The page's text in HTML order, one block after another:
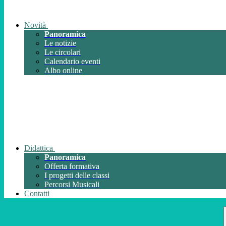
Novità
Panoramica
Le notizie
Le circolari
Calendario eventi
Albo online
Didattica
Panoramica
Offerta formativa
I progetti delle classi
Percorsi Musicali
Contatti